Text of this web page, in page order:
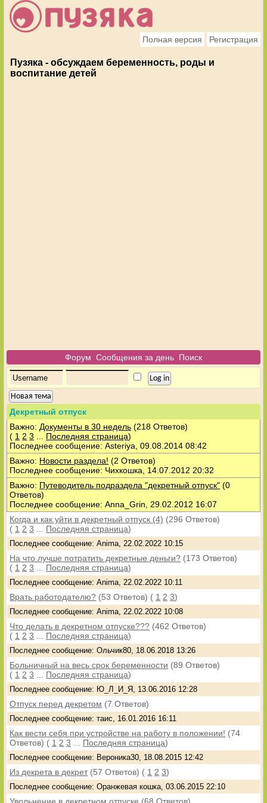
Полная версия Регистрация
Пузяка - обсуждаем беременность, роды и
воспитание детей
Форум Сообщения за день Поиск
Новая тема
Декретный отпуск
Важно: Документы в 30 недель (218 Ответов)
( 1 2 3 Последняя страница)
Последнее сообщение: Asteriya, 09.08.2014 08:42
Важно: Новости раздела! (2 Ответов)
Последнее сообщение: Чихкошка, 14.07.2012 20:32
Важно: Путеводитель подраздела "декретный отпуск" (0
Ответов)
Последнее сообщение: Anna_Grin, 29.02.2012 16:07
Когда и как уйти в декретный отпуск (4) (296 Ответов)
( 1 2 3 Последняя страница)
Последнее сообщение: Anima, 22.02.2022 10:15
На что лучше потратить декретные деньги? (173 Ответов)
( 1 2 3 Последняя страница)
Последнее сообщение: Anima, 22.02.2022 10:11
Врать работодателю? (53 Ответов) ( 1 2 3)
Последнее сообщение: Anima, 22.02.2022 10:08
Что делать в декретном отпуске??? (462 Ответов)
( 1 2 3 Последняя страница)
Последнее сообщение: Ольчик80, 18.06.2018 13:26
Больничный на весь срок беременности (89 Ответов)
( 1 2 3 Последняя страница)
Последнее сообщение: Ю_Л_И_Я, 13.06.2016 12:28
Отпуск перед декретом (7 Ответов)
Последнее сообщение: таис, 16.01.2016 16:11
Как вести себя при устройстве на работу в положении! (74
Ответов) ( 1 2 3 Последняя страница)
Последнее сообщение: Вероника30, 18.08.2015 12:42
Из декрета в декрет (57 Ответов) ( 1 2 3)
Последнее сообщение: Оранжевая кошка, 03.06.2015 22:10